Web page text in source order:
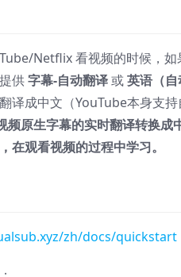
Netflix 看视频的时候，
供字幕-自动翻译或英语（自
译成中文（YouTube本身支持
频原生字幕的实时翻译转换
在观看视频的过程中学习。
zh/docs/quickstart